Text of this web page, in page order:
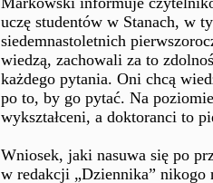
uczę studentów w Stanach, w
siedemnastoletnich
wiedzą, zachowali za to
każdego pytania. Oni chcą
po to, by go pytać. Na
wykształceni, a doktoranci to
Wniosek, jaki nasuwa się po
w redakcji „Dziennika” nikogo